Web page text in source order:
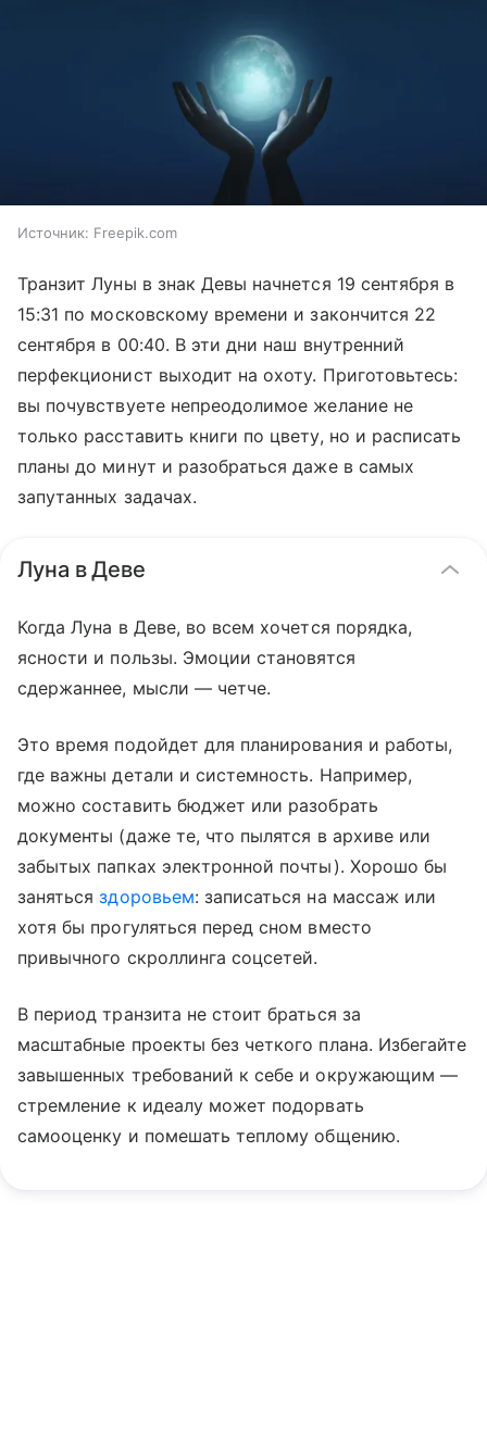
Источник: Freepik.com
Транзит Луны в знак Девы начнется 19 сентября в
15:31 по московскому времени и закончится 22
сентября в 00:40. В эти дни наш внутренний
перфекционист выходит на охоту. Приготовьтесь:
вы почувствуете непреодолимое желание не
только расставить книги по цвету, но и расписать
планы до минут и разобраться даже в самых
запутанных задачах.
Луна в Деве
Когда Луна в Деве, во всем хочется порядка,
ясности и пользы. Эмоции становятся
сдержаннее, мысли — четче.
Это время подойдет для планирования и работы,
где важны детали и системность. Например,
можно составить бюджет или разобрать
документы (даже те, что пылятся в архиве или
забытых папках электронной почты). Хорошо бы
занятьсяздоровьем: записаться на массаж или
хотя бы прогуляться перед сном вместо
привычного скроллинга соцсетей.
В период транзита не стоит браться за
масштабные проекты без четкого плана. Избегайте
завышенных требований к себе и окружающим —
стремление к идеалу может подорвать
самооценку и помешать теплому общению.